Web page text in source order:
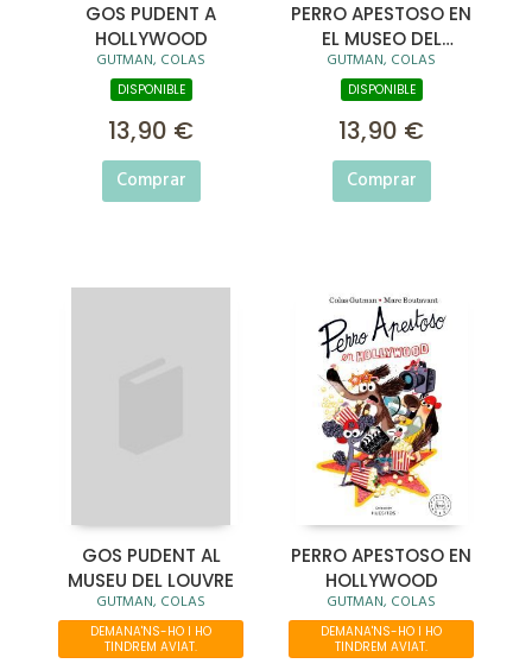
GOS PUDENT A
HOLLYWOOD
GUTMAN, COLAS
DISPONIBLE
13,90 €
Comprar
PERRO APESTOSO EN
EL MUSEO DEL
LOUVRE
GUTMAN, COLAS
DISPONIBLE
13,90 €
Comprar
GOS PUDENT AL
MUSEU DEL LOUVRE
GUTMAN, COLAS
DEMANA'NS-HO I HO
TINDREM AVIAT.
PERRO APESTOSO EN
HOLLYWOOD
GUTMAN, COLAS
DEMANA'NS-HO I HO
TINDREM AVIAT.